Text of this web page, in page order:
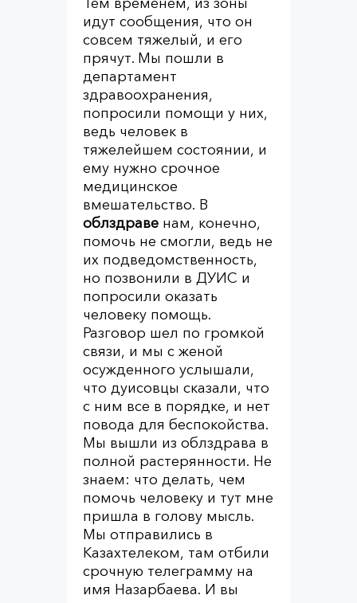
идут сообщения, что он
совсем тяжелый, и его
прячут. Мы пошли в
департамент
здравоохранения,
попросили помощи у них,
ведь человек в
тяжелейшем состоянии, и
ему нужно срочное
медицинское
вмешательство. В
облздраве нам, конечно,
помочь не смогли, ведь не
их подведомственность,
но позвонили в ДУИС и
попросили оказать
человеку помощь.
Разговор шел по громкой
связи, и мы с женой
осужденного услышали,
что дуисовцы сказали, что
с ним все в порядке, и нет
повода для беспокойства.
Мы вышли из облздрава в
полной растерянности. Не
знаем: что делать, чем
помочь человеку и тут мне
пришла в голову мысль.
Мы отправились в
Казахтелеком, там отбили
срочную телеграмму на
имя Назарбаева. И вы